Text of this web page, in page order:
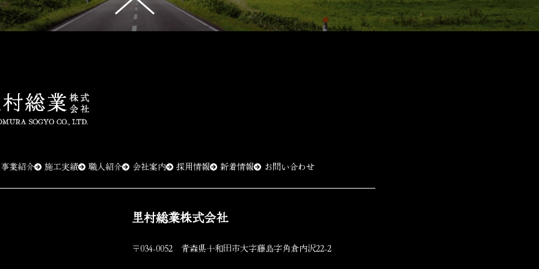
事業紹介 施工実績 職人紹介 会社案内 採用情報 新着情報 お問い合わせ
里村総業株式会社
〒034-0052 青森県十和田市大字藤島字角倉内沢22-2